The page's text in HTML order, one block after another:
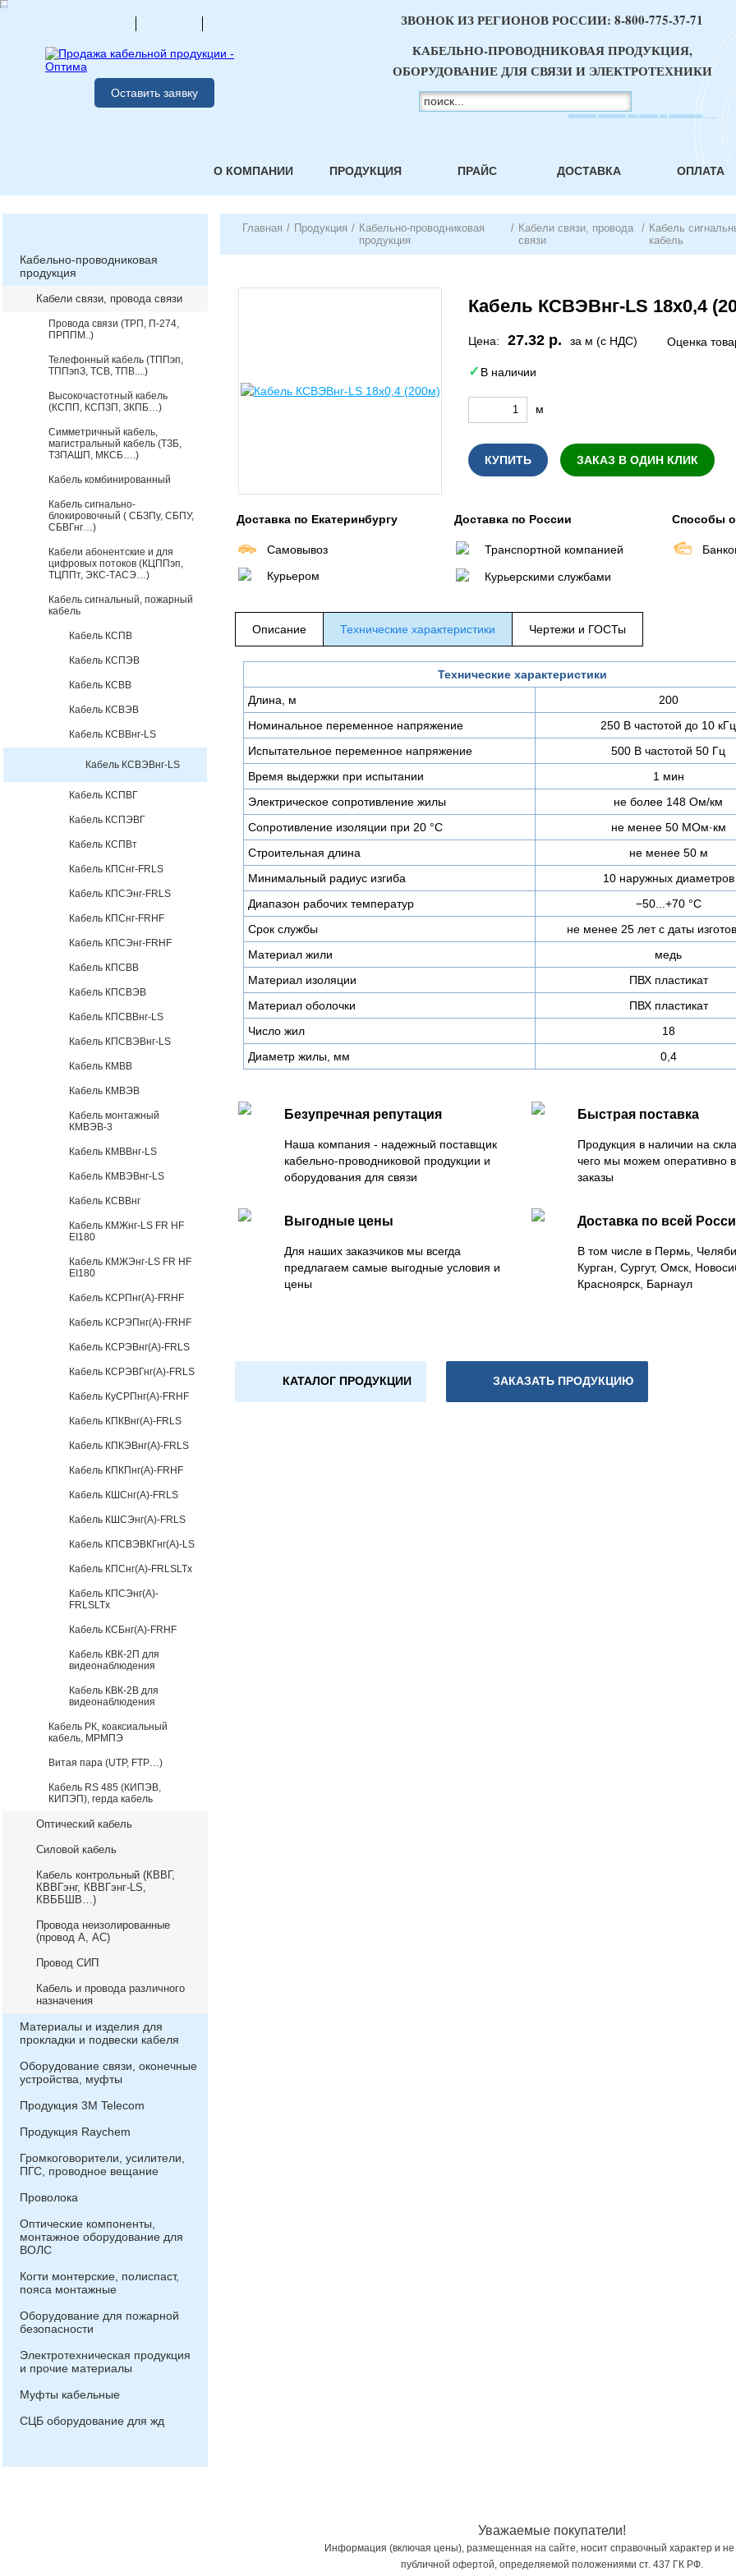
Оставить заявку
ЗВОНОК ИЗ РЕГИОНОВ РОССИИ: 8-800-775-37-71
КАБЕЛЬНО-ПРОВОДНИКОВАЯ ПРОДУКЦИЯ,
ОБОРУДОВАНИЕ ДЛЯ СВЯЗИ И ЭЛЕКТРОТЕХНИКИ
О КОМПАНИИ ПРОДУКЦИЯ ПРАЙС ДОСТАВКА ОПЛАТА
Кабельно-проводниковая
продукция
Кабели связи, провода связи
Провода связи (ТРП, П-274,
ПРППМ..)
Телефонный кабель (ТППэп,
ТППэпЗ, ТСВ, ТПВ....)
Высокочастотный кабель
(КСПП, КСПЗП, ЗКПБ…)
Симметричный кабель,
магистральный кабель (ТЗБ,
ТЗПАШП, МКСБ….)
Кабель комбинированный
Кабель сигнально-
блокировочный ( СБЗПу, СБПУ,
СБВГнг…)
Кабели абонентские и для
цифровых потоков (КЦППэп,
ТЦППт, ЭКС-ТАСЭ…)
Кабель сигнальный, пожарный
кабель
Кабель КСПВ
Кабель КСПЭВ
Кабель КСВВ
Кабель КСВЭВ
Кабель КСВВнг-LS
Кабель КСВЭВнг-LS
Кабель КСПВГ
Кабель КСПЭВГ
Кабель КСПВт
Кабель КПСнг-FRLS
Кабель КПСЭнг-FRLS
Кабель КПСнг-FRHF
Кабель КПСЭнг-FRHF
Кабель КПСВВ
Кабель КПСВЭВ
Кабель КПСВВнг-LS
Кабель КПСВЭВнг-LS
Кабель КМВВ
Кабель КМВЭВ
Кабель монтажный
КМВЭВ-3
Кабель КМВВнг-LS
Кабель КМВЭВнг-LS
Кабель КСВВнг
Кабель КМЖнг-LS FR HF
EI180
Кабель КМЖЭнг-LS FR HF
EI180
Кабель КСРПнг(А)-FRHF
Кабель КСРЭПнг(А)-FRHF
Кабель КСРЭВнг(А)-FRLS
Кабель КСРЭВГнг(А)-FRLS
Кабель КуСРПнг(А)-FRHF
Кабель КПКВнг(А)-FRLS
Кабель КПКЭВнг(А)-FRLS
Кабель КПКПнг(А)-FRHF
Кабель КШСнг(А)-FRLS
Кабель КШСЭнг(А)-FRLS
Кабель КПСВЭВКГнг(А)-LS
Кабель КПСнг(А)-FRLSLTx
Кабель КПСЭнг(А)-
FRLSLTx
Кабель КСБнг(А)-FRHF
Кабель КВК-2П для
видеонаблюдения
Кабель КВК-2В для
видеонаблюдения
Кабель РК, коаксиальный
кабель, МРМПЭ
Витая пара (UTP, FTP…)
Кабель RS 485 (КИПЭВ,
КИПЭП), герда кабель
Оптический кабель
Силовой кабель
Кабель контрольный (КВВГ,
КВВГэнг, КВВГэнг-LS,
КВББШВ…)
Провода неизолированные
(провод А, АС)
Провод СИП
Кабель и провода различного
назначения
Материалы и изделия для
прокладки и подвески кабеля
Оборудование связи, оконечные
устройства, муфты
Продукция 3М Telecom
Продукция Raychem
Громкоговорители, усилители,
ПГС, проводное вещание
Проволока
Оптические компоненты,
монтажное оборудование для
ВОЛС
Когти монтерские, полиспаст,
пояса монтажные
Оборудование для пожарной
безопасности
Электротехническая продукция
и прочие материалы
Муфты кабельные
СЦБ оборудование для жд
Главная / Продукция / Кабельно-проводниковая
продукция
/ Кабели связи, провода
связи
/ Кабель
кабель
Кабель КСВЭВнг-LS 18х0,4
Цена: 27.32 р. за м (с НДС) Оценка
В наличии
м
КУПИТЬ ЗАКАЗ В ОДИН КЛИК
Доставка по Екатеринбургу
Самовывоз
Курьером
Доставка по России
Транспортной компанией
Курьерскими службами
Способы
Описание Технические характеристики Чертежи и ГОСТы
Технические характеристики
Длина, м
200
Номинальное переменное напряжение
250 В частотой до 10 кГц
Испытательное переменное напряжение
500 В частотой 50 Гц
Время выдержки при испытании
1 мин
Электрическое сопротивление жилы
не более 148 Ом/км
Сопротивление изоляции при 20 °С
не менее 50 МОм·км
Строительная длина
не менее 50 м
Минимальный радиус изгиба
10 наружных диаметров
Диапазон рабочих температур
−50...+70 °C
Срок службы
не менее 25 лет с даты
Материал жили
медь
Материал изоляции
ПВХ пластикат
Материал оболочки
ПВХ пластикат
Число жил
18
Диаметр жилы, мм
0,4
Безупречная репутация
Наша компания - надежный поставщик
кабельно-проводниковой продукции и
оборудования для связи
Быстрая поставка
Продукция в наличии на
чего мы можем оперативно
заказы
Выгодные цены
Для наших заказчиков мы всегда
предлагаем самые выгодные условия и
цены
Доставка по всей
В том числе в Пермь,
Курган, Сургут, Омск,
Красноярск, Барнаул
КАТАЛОГ ПРОДУКЦИИ ЗАКАЗАТЬ ПРОДУКЦИЮ
Уважаемые покупатели!
Информация (включая цены), размещенная на сайте, носит справочный характер и не
публичной офертой, определяемой положениями ст. 437 ГК РФ.